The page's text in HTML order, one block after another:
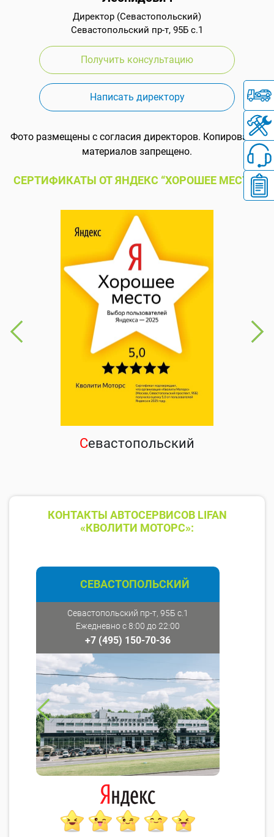
Директор (Севастопольский)
Севастопольский пр-т, 95Б с.1
Получить консультацию
Написать директору
Фото размещены с согласия директоров. Копирование
материалов запрещено.
СЕРТИФИКАТЫ ОТ ЯНДЕКС “ХОРОШЕЕ МЕСТО”
Севастопольский
КОНТАКТЫ АВТОСЕРВИСОВ LIFAN
«КВОЛИТИ МОТОРС»:
СЕВАСТОПОЛЬСКИЙ
Севастопольский пр-т, 95Б с.1
Ежедневно с 8:00 до 22:00
+7 (495) 150-70-36